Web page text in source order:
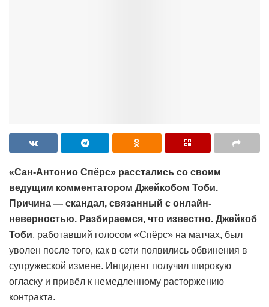
«Сан-Антонио Спёрс» расстались со своим
ведущим комментатором Джейкобом Тоби.
Причина — скандал, связанный с онлайн-
неверностью. Разбираемся, что известно. Джейкоб
Тоби, работавший голосом «Спёрс» на матчах, был
уволен после того, как в сети появились обвинения в
супружеской измене. Инцидент получил широкую
огласку и привёл к немедленному расторжению
контракта.